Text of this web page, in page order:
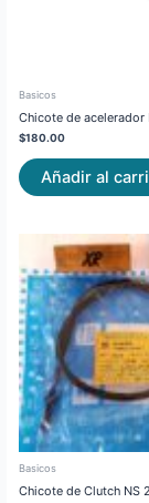
Basicos
Chicote de acelerador
$180.00
Añadir al
Basicos
Chicote de Clutch NS